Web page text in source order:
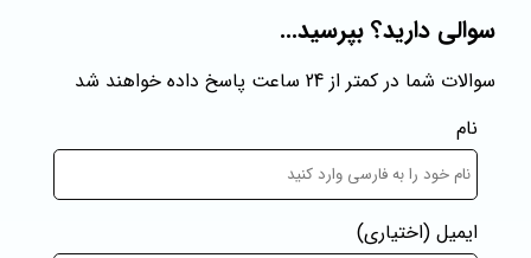
سوالی دارید؟ بپرسید...
سوالات شما در کمتر از 24 ساعت پاسخ داده خواهند شد
نام
ایمیل (اختیاری)